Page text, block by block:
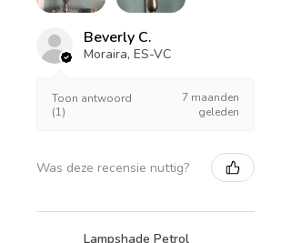
Beverly C.
Moraira, ES-VC
Toon antwoord
(1)
7 maanden
geleden
Was deze recensie nuttig?
Lampshade Petrol